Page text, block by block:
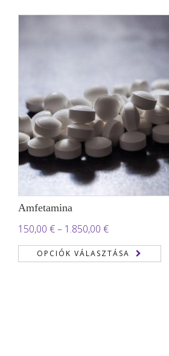
Amfetamina
150,00 €– 1.850,00 €Ártartomány:
150,00 €
-
OPCIÓK VÁLASZTÁSA